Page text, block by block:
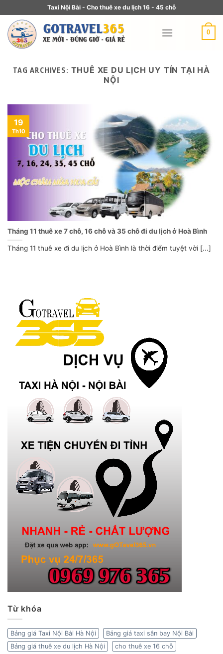
Taxi Nội Bài - Cho thuê xe du lịch 16 - 45 chỗ
0
TAG ARCHIVES: THUÊ XE DU LỊCH UY TÍN TẠI HÀ
NỘI
Tháng 11 thuê xe 7 chỗ, 16 chỗ và 35 chỗ đi du lịch ở Hoà Bình
Tháng 11 thuê xe đi du lịch ở Hoà Bình là thời điểm tuyệt vời [...]
19
Th10
Từ khóa
Bảng giá Taxi Nội Bài Hà Nội
Bảng giá taxi sân bay Nội Bài
Bảng giá thuê xe du lịch Hà Nội
cho thuê xe 16 chỗ